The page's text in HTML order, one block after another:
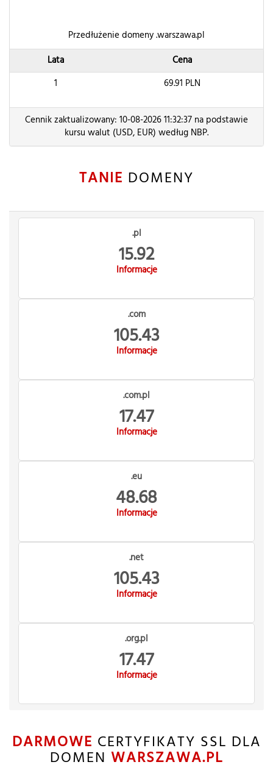
Przedłużenie domeny .warszawa.pl
Lata
Cena
1
69.91 PLN
Cennik zaktualizowany: 10-08-2026 11:32:37 na podstawie
kursu walut (USD, EUR) według NBP.
TANIE DOMENY
.pl
15.92
Informacje
.com
105.43
Informacje
.com.pl
17.47
Informacje
.eu
48.68
Informacje
.net
105.43
Informacje
.org.pl
17.47
Informacje
DARMOWE CERTYFIKATY SSL DLA
DOMEN WARSZAWA.PL